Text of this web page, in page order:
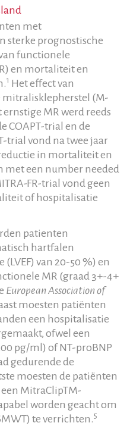
met
sterke prognostische
functionele
en mortaliteit en
1 Het effect van
(M-
MR werd reeds
COAPT-trial en de
trial vond na twee jaar
in mortaliteit en
met een number needed
FR-trial vond geen
of hospitalisatie
patienten
hartfalen
van 20-50 %) en
MR (graad 3+-4+
European Association of
moesten patiënten
een hospitalisatie
ofwel een
pg/ml) of NT-proBNP
gedurende de
moesten de patiënten
MitraClipTM-
worden geacht om
te verrichten.5